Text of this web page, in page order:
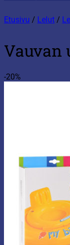
Etusivu / Lelut /
Vauvan
-20%